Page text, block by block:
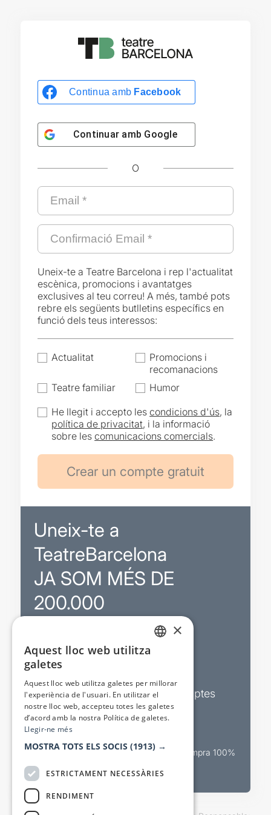
Continua amb Facebook
Continuar amb Google
O
Uneix-te a Teatre Barcelona i rep l'actualitat
escènica, promocions i avantatges
exclusives al teu correu! A més, també pots
rebre els següents butlletins específics en
funció dels teus interessos:
Actualitat
Promocions i
recomanacions
Teatre familiar
Humor
He llegit i accepto lescondicions d'ús, la
política de privacitat, i la informació
sobre lescomunicacions comercials.
Uneix-te a
TeatreBarcelona
JA SOM MÉS DE
200.000
Sortejos exclusius
Butlletins d’actualitat i descomptes
Valora espectacles
Canal oficial de venda teatral Compra 100%
×
Aquest lloc web utilitza
galetes
Aquest lloc web utilitza galetes per millorar
l'experiència de l'usuari. En utilitzar el
nostre lloc web, accepteu totes les galetes
d’acord amb la nostra Política de galetes.
Llegir-ne més
MOSTRA TOTS ELS SOCIS (1913) →
ESTRICTAMENT NECESSÀRIES
RENDIMENT